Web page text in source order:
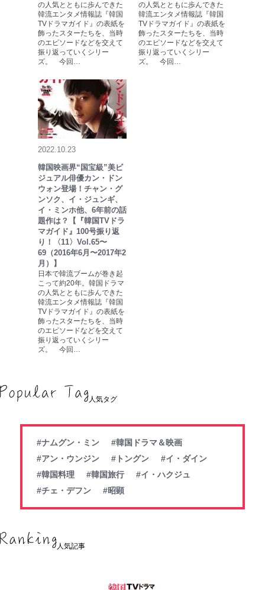
の人気とともに歩んできた
韓流エンタメ情報誌『韓国
TVドラマガイド』の表紙を
飾ったスターたちを、当時
のエピソードなどを交えて
振り返っていくシリー
ズ。 今回…
の人気とともに歩んできた
韓流エンタメ情報誌『韓国
TVドラマガイド』の表紙を
飾ったスターたちを、当時
のエピソードなどを交えて
振り返っていくシリー
ズ。 今回…
2022.10.23
韓国映画界“国宝級”美ビ
ジュアル俳優カン・ドン
ウォン登場！チャン・グ
ンソク、イ・ジュンギ、
イ・ミンホ他、6年前の話
題作は？【『韓国TVドラ
マガイド』100号振り返
り！〈11〉Vol.65〜
69（2016年6月〜2017年2
月）】
日本で韓流ブームが巻き起
こって約20年。韓国ドラマ
の人気とともに歩んできた
韓流エンタメ情報誌『韓国
TVドラマガイド』の表紙を
飾ったスターたちを、当時
のエピソードなどを交えて
振り返っていくシリー
ズ。 今回…
人気タグ
#ナムグン・ミン
#韓国ドラマ＆映画
#アン・ウンジン
#トングン
#イ・ダイン
#韓国料理
#韓国旅行
#イ・ハクジュ
#チェ・デフン
#昭顕
人気記事